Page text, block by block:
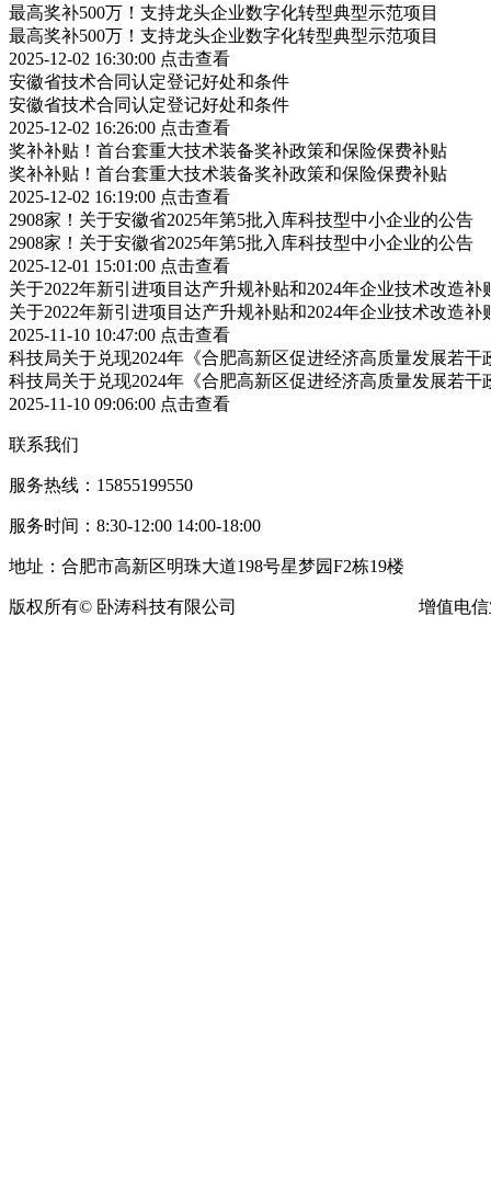
最高奖补500万！支持龙头企业数字化转型典型示范项目
最高奖补500万！支持龙头企业数字化转型典型示范项目
2025-12-02 16:30:00 点击查看
安徽省技术合同认定登记好处和条件
安徽省技术合同认定登记好处和条件
2025-12-02 16:26:00 点击查看
奖补补贴！首台套重大技术装备奖补政策和保险保费补贴
奖补补贴！首台套重大技术装备奖补政策和保险保费补贴
2025-12-02 16:19:00 点击查看
2908家！关于安徽省2025年第5批入库科技型中小企业的公告
2908家！关于安徽省2025年第5批入库科技型中小企业的公告
2025-12-01 15:01:00 点击查看
关于2022年新引进项目达产升规补贴和2024年企业技术改造
关于2022年新引进项目达产升规补贴和2024年企业技术改造
2025-11-10 10:47:00 点击查看
科技局关于兑现2024年《合肥高新区促进经济高质量发展若
科技局关于兑现2024年《合肥高新区促进经济高质量发展若
2025-11-10 09:06:00 点击查看
联系我们
服务热线：15855199550
服务时间：8:30-12:00 14:00-18:00
地址：合肥市高新区明珠大道198号星梦园F2栋19楼
版权所有© 卧涛科技有限公司 增值电